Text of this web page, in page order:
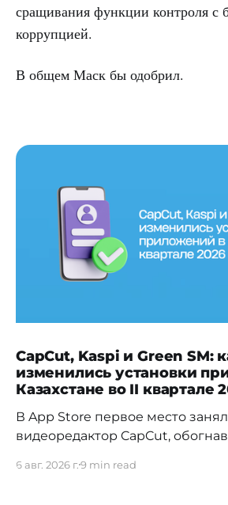
сращивания функции контроля с
коррупцией.
В общем Маск бы одобрил.
CapCut, Kaspi и Green SM:
изменились установки
Казахстане во II квартале
В App Store первое место занял
видеоредактор CapCut,
заметно изменилась
6 авг. 2026 г.9 min read